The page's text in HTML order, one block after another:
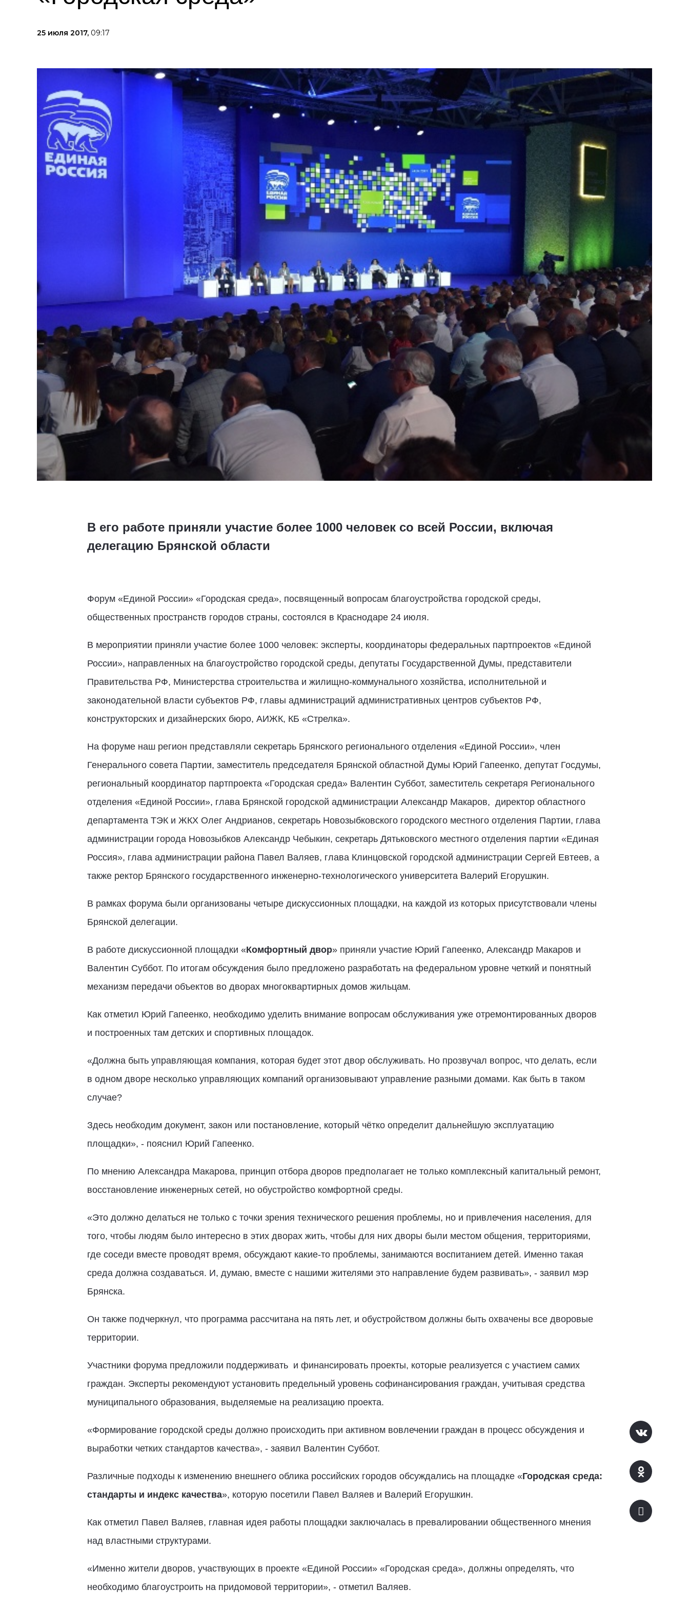
25 июля 2017, 09:17
В его работе приняли участие более 1000 человек со всей России, включая
делегацию Брянской области
Форум «Единой России» «Городская среда», посвященный вопросам благоустройства городской среды,
общественных пространств городов страны, состоялся в Краснодаре 24 июля.
В мероприятии приняли участие более 1000 человек: эксперты, координаторы федеральных партпроектов «Единой
России», направленных на благоустройство городской среды, депутаты Государственной Думы, представители
Правительства РФ, Министерства строительства и жилищно-коммунального хозяйства, исполнительной и
законодательной власти субъектов РФ, главы администраций административных центров субъектов РФ,
конструкторских и дизайнерских бюро, АИЖК, КБ «Стрелка».
На форуме наш регион представляли секретарь Брянского регионального отделения «Единой России», член
Генерального совета Партии, заместитель председателя Брянской областной Думы Юрий Гапеенко, депутат Госдумы,
региональный координатор партпроекта «Городская среда» Валентин Суббот, заместитель секретаря Регионального
отделения «Единой России», глава Брянской городской администрации Александр Макаров, директор областного
департамента ТЭК и ЖКХ Олег Андрианов, секретарь Новозыбковского городского местного отделения Партии, глава
администрации города Новозыбков Александр Чебыкин, секретарь Дятьковского местного отделения партии «Единая
Россия», глава администрации района Павел Валяев, глава Клинцовской городской администрации Сергей Евтеев, а
также ректор Брянского государственного инженерно-технологического университета Валерий Егорушкин.
В рамках форума были организованы четыре дискуссионных площадки, на каждой из которых присутствовали члены
Брянской делегации.
В работе дискуссионной площадки «Комфортный двор» приняли участие Юрий Гапеенко, Александр Макаров и
Валентин Суббот. По итогам обсуждения было предложено разработать на федеральном уровне четкий и понятный
механизм передачи объектов во дворах многоквартирных домов жильцам.
Как отметил Юрий Гапеенко, необходимо уделить внимание вопросам обслуживания уже отремонтированных дворов
и построенных там детских и спортивных площадок.
«Должна быть управляющая компания, которая будет этот двор обслуживать. Но прозвучал вопрос, что делать, если
в одном дворе несколько управляющих компаний организовывают управление разными домами. Как быть в таком
случае?
Здесь необходим документ, закон или постановление, который чётко определит дальнейшую эксплуатацию
площадки», - пояснил Юрий Гапеенко.
По мнению Александра Макарова, принцип отбора дворов предполагает не только комплексный капитальный ремонт,
восстановление инженерных сетей, но обустройство комфортной среды.
«Это должно делаться не только с точки зрения технического решения проблемы, но и привлечения населения, для
того, чтобы людям было интересно в этих дворах жить, чтобы для них дворы были местом общения, территориями,
где соседи вместе проводят время, обсуждают какие-то проблемы, занимаются воспитанием детей. Именно такая
среда должна создаваться. И, думаю, вместе с нашими жителями это направление будем развивать», - заявил мэр
Брянска.
Он также подчеркнул, что программа рассчитана на пять лет, и обустройством должны быть охвачены все дворовые
территории.
Участники форума предложили поддерживать и финансировать проекты, которые реализуется с участием самих
граждан. Эксперты рекомендуют установить предельный уровень софинансирования граждан, учитывая средства
муниципального образования, выделяемые на реализацию проекта.
«Формирование городской среды должно происходить при активном вовлечении граждан в процесс обсуждения и
выработки четких стандартов качества», - заявил Валентин Суббот.
Различные подходы к изменению внешнего облика российских городов обсуждались на площадке «Городская среда:
стандарты и индекс качества», которую посетили Павел Валяев и Валерий Егорушкин.
Как отметил Павел Валяев, главная идея работы площадки заключалась в превалировании общественного мнения
над властными структурами.
«Именно жители дворов, участвующих в проекте «Единой России» «Городская среда», должны определять, что
необходимо благоустроить на придомовой территории», - отметил Валяев.